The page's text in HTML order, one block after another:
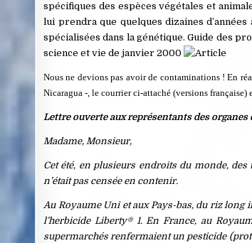
spécifiques des espèces végétales et
lui prendra que quelques dizaines
spécialisées dans la génétique. Guide des
science et vie de janvier 2000
Nous ne devions pas avoir de contaminations ! En
Nicaragua -, le courrier ci-attaché (versions
Lettre ouverte aux représentants des
Madame, Monsieur,
Cet été, en plusieurs endroits du monde,
n’était pas censée en contenir.
Au Royaume Uni et aux Pays-bas, du riz
l’herbicide Liberty® 1. En France, au
supermarchés renfermaient un pesticide